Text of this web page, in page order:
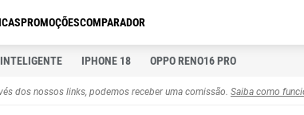
PROMOÇÕESCOMPARADOR
IPHONE 18 OPPO RENO16 PRO
dos nossos links, podemos receber uma comissão. Saiba como